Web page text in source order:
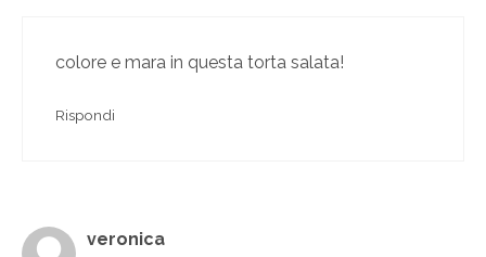
colore e mara in questa torta salata!
Rispondi
veronica